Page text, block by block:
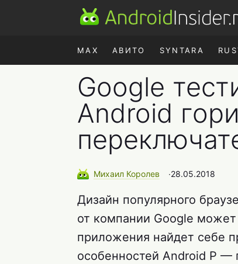
MAX АВИТО SYNTARA
Google
Android
Михаил Королев ∙28.05.2018
Дизайн популярного
от компании Google
приложения найдет себе
особенностей Android P —